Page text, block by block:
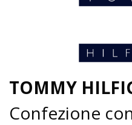
TOMMY
Confezione